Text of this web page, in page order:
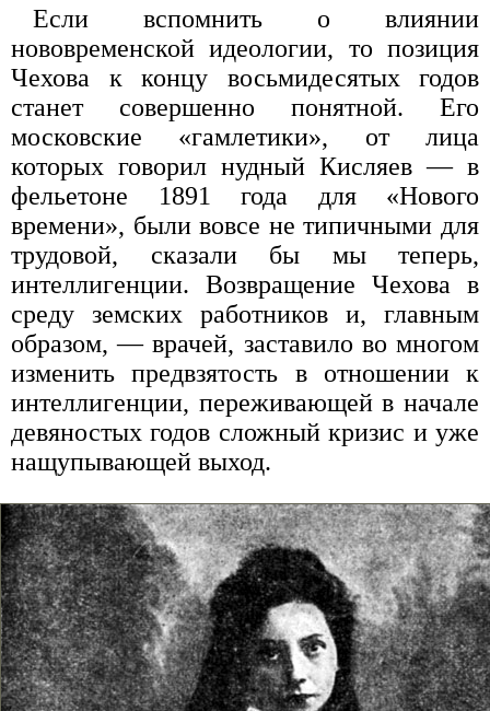
Если вспомнить о влиянии
нововременской идеологии, то позиция
Чехова к концу восьмидесятых годов
станет совершенно понятной. Его
московские «гамлетики», от лица
которых говорил нудный Кисляев — в
фельетоне 1891 года для «Нового
времени», были вовсе не типичными для
трудовой, сказали бы мы теперь,
интеллигенции. Возвращение Чехова в
среду земских работников и, главным
образом, — врачей, заставило во многом
изменить предвзятость в отношении к
интеллигенции, переживающей в начале
девяностых годов сложный кризис и уже
нащупывающей выход.